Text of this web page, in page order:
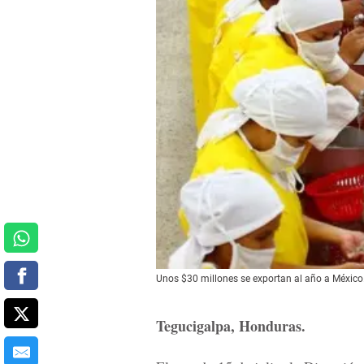
Unos $30 millones se exportan al año a
Tegucigalpa, Honduras.